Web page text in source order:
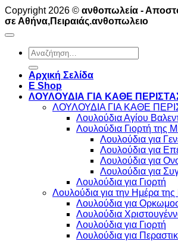
Copyright 2026 © ανθοπωλεία -
σε Αθήνα,Πειραιάς.ανθοπωλειο
Αναζήτηση
για:
Αρχική Σελίδα
E Shop
ΛΟΥΛΟΥΔΙΑ ΓΙΑ ΚΑΘΕ
ΛΟΥΛΟΥΔΙΑ ΓΙΑ ΚΑΘΕ
Λουλούδια Αγίου
Λουλούδια Γιορτή της
Λουλούδια για
Λουλούδια για
Λουλούδια για
Λουλούδια για
Λουλούδια για Γιορτή
Λουλούδια για την Ημέρα της
Λουλούδια για
Λουλούδια
Λουλούδια για Γιορτή
Λουλούδια για